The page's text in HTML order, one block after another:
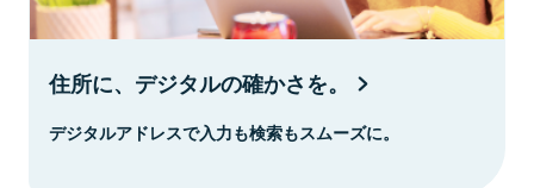
住所に、デジタルの確かさを。
デジタルアドレスで入力も検索もスムーズに。